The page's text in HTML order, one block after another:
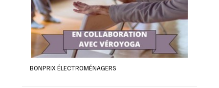
BONPRIX ÉLECTROMÉNAGERS